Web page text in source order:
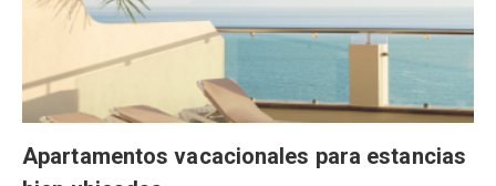
Apartamentos vacacionales para estancias